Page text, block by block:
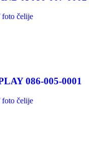
foto čelije
086-005-0001
foto čelije